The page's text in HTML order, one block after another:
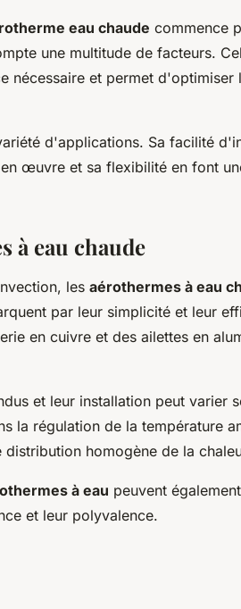
eau chaude commence
une multitude de facteurs.
nécessaire et permet d'optimiser
d'applications. Sa facilité
œuvre et sa flexibilité en font
à eau chaude
les aérothermes à eau
par leur simplicité et leur
en cuivre et des ailettes en
et leur installation peut varier
la régulation de la température
distribution homogène de la
à eau peuvent
et leur polyvalence.